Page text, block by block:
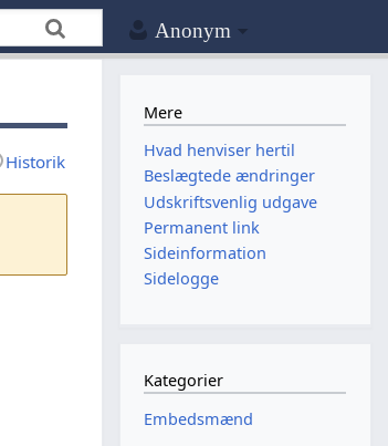
Anonym
Historik
Mere
Hvad henviser hertil
Beslægtede ændringer
Udskriftsvenlig udgave
Permanent link
Sideinformation
Sidelogge
Kategorier
Embedsmænd